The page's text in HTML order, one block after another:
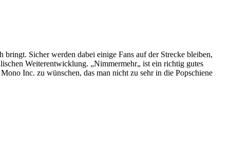
Sicher werden dabei einige Fans auf der Strecke bleiben,
Weiterentwicklung. „Nimmermehr„ ist ein richtig gutes
Inc. zu wünschen, das man nicht zu sehr in die Popschiene